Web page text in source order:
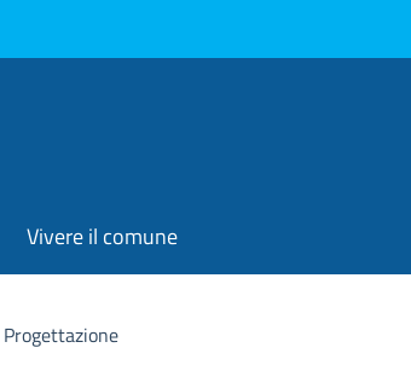
Vivere il comune